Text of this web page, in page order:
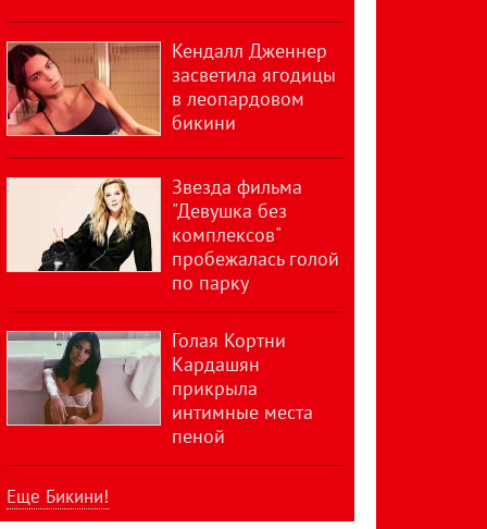
Кендалл Дженнер
засветила ягодицы
в леопардовом
бикини
Звезда фильма
"Девушка без
комплексов"
пробежалась голой
по парку
Голая Кортни
Кардашян
прикрыла
интимные места
пеной
Еще Бикини!